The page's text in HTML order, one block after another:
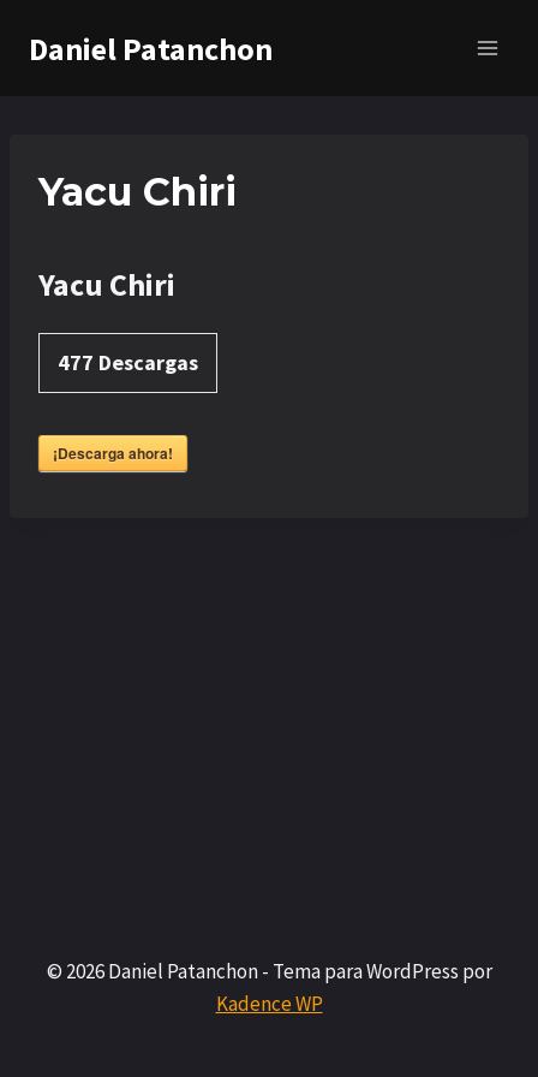
Daniel Patanchon
Yacu Chiri
Yacu Chiri
477 Descargas
¡Descarga ahora!
© 2026 Daniel Patanchon - Tema para WordPress por
Kadence WP